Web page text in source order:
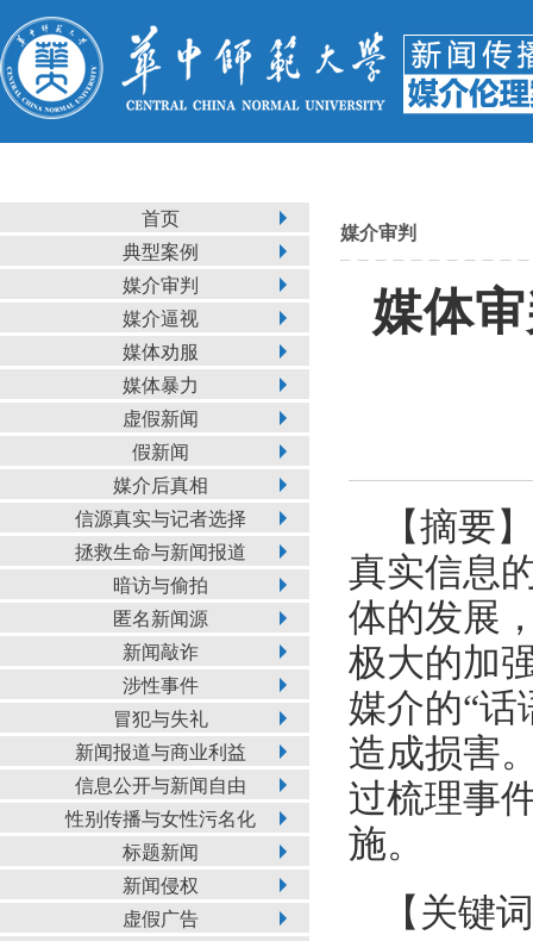
首页
典型案例
媒介审判
媒介逼视
媒体劝服
媒体暴力
虚假新闻
假新闻
媒介后真相
信源真实与记者选择
拯救生命与新闻报道
暗访与偷拍
匿名新闻源
新闻敲诈
涉性事件
冒犯与失礼
新闻报道与商业利益
信息公开与新闻自由
性别传播与女性污名化
标题新闻
新闻侵权
虚假广告
媒介审判
媒体
【摘要
真实信息
体的发展
极大的加
媒介的“
造成损害
过梳理事
施。
【关键